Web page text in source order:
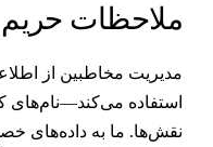
حریم
مخاطبین از
می‌کند—نام‌های
ما به داده‌های